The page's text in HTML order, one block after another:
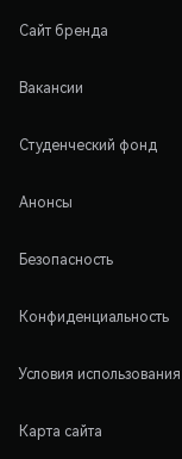
Сайт бренда
Вакансии
Студенческий фонд
Анонсы
Безопасность
Конфиденциальность
Условия использования
Карта сайта